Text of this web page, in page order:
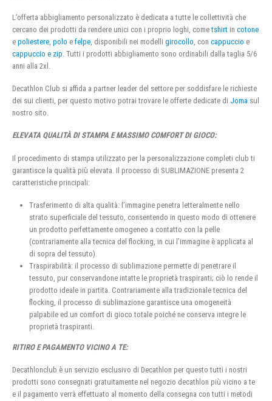
L’offerta abbigliamento personalizzato è dedicata a tutte le collettività che
cercano dei prodotti da rendere unici con i proprio loghi, cometshirt in cotone
e poliestere polo e felpe , disponibili nei modelli girocollo , con cappuccio e
cappuccio e zip . Tutti i prodotti abbigliamento sono ordinabili dalla taglia 5/6
anni alla 2xl.
Decathlon Club si affida a partner leader del settore per soddisfare le richieste
dei sui clienti, per questo motivo potrai trovare le offerte dedicate di Joma sul
nostro sito.
ELEVATA QUALITÀ DI STAMPA E MASSIMO COMFORT DI GIOCO:
Il procedimento di stampa utilizzato per la personalizzazione completi club ti
garantisce la qualità più elevata. Il processo di SUBLIMAZIONE presenta 2
caratteristiche principali:
Trasferimento di alta qualità: l’immagine penetra letteralmente nello
strato superficiale del tessuto, consentendo in questo modo di ottenere
un prodotto perfettamente omogeneo a contatto con la pelle
(contrariamente alla tecnica del flocking, in cui l’immagine è applicata al
di sopra del tessuto).
Traspirabilità: il processo di sublimazione permette di penetrare il
tessuto, pur conservandone intatte le proprietà traspiranti; ciò lo rende il
prodotto ideale in partita. Contrariamente alla tradizionale tecnica del
flocking, il processo di sublimazione garantisce una omogeneità
palpabile ed un comfort di gioco totale poiché ne conserva integre le
proprietà traspiranti.
RITIRO E PAGAMENTO VICINO A TE:
Decathlonclub è un servizio esclusivo di Decathlon per questo tutti i nostri
prodotti sono consegnati gratuitamente nel negozio decathlon più vicino a te
e il pagamento verrà effettuato al momento della consegna con tutti i metodi